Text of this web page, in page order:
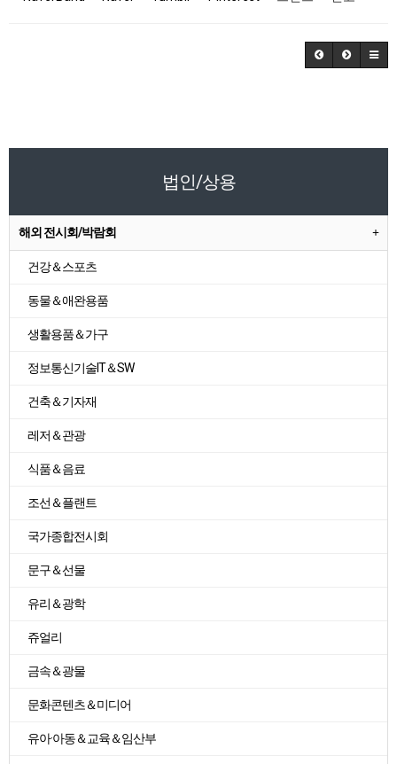
법인/상용
해외 전시회/박람회
건강＆스포츠
동물＆애완용품
생활용품＆가구
정보통신기술IT＆SW
건축＆기자재
레저＆관광
식품＆음료
조선＆플랜트
국가종합전시회
문구＆선물
유리＆광학
쥬얼리
금속＆광물
문화콘텐츠＆미디어
유아·아동＆교육＆임산부